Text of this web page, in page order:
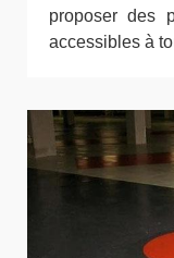
proposer des
accessibles à